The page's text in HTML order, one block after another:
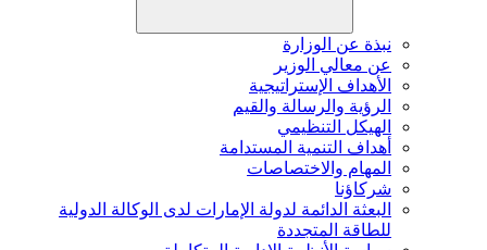
نبذة عن الوزارة
عن معالي الوزير
الأهداف الإستراتيجية
الرؤية والرسالة والقيم
الهيكل التنظيمي
أهداف التنمية المستدامة
المهام والاختصاصات
شركاؤنا
البعثة الدائمة لدولة الإمارات لدى الوكالة الدولية
للطاقة المتجددة